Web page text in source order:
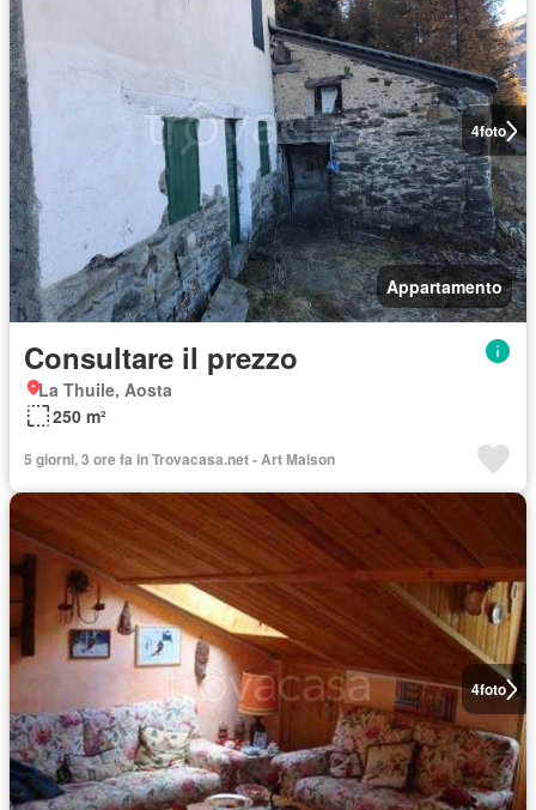
4foto
Appartamento
Consultare il prezzo
La Thuile, Aosta
250 m²
5 giorni, 3 ore fa in Trovacasa.net - Art Maison
4foto